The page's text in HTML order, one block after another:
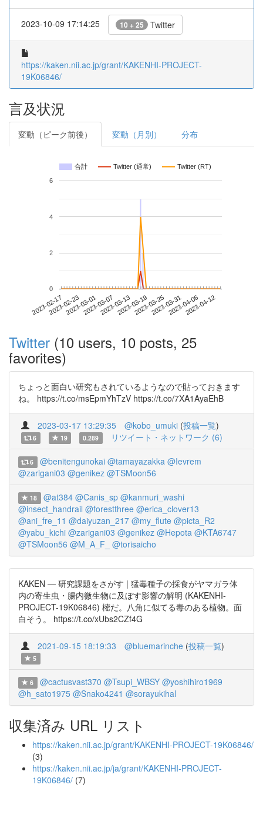
2023-10-09 17:14:25 10 + 25 Twitter
https://kaken.nii.ac.jp/grant/KAKENHI-PROJECT-
19K06846/
言及状況
変動（ピーク前後） 変動（月別） 分布
合計 Twitter (通常) Twitter (RT)
2023-02-172023-02-232023-03-012023-03-072023-03-132023-03-192023-03-252023-03-312023-04-062023-04-12
0
2
4
6
Twitter (10 users, 10 posts, 25
favorites)
ちょっと面白い研究もされているようなので貼っておきます
ね。 https://t.co/msEpmYhTzV https://t.co/7XA1AyaEhB
2023-03-17 13:29:35 @kobo_umuki (投稿一覧)
6 19 0.289 リツイート・ネットワーク (6)
6 @benitengunokai @tamayazakka @Ievrem
@zarigani03 @genikez @TSMoon56
18 @at384 @Canis_sp @kanmuri_washi
@insect_handrail @forestthree @erica_clover13
@ani_fre_11 @daiyuzan_217 @my_flute @picta_R2
@yabu_kichi @zarigani03 @genikez @Hepota @KTA6747
@TSMoon56 @M_A_F_ @torisaicho
KAKEN — 研究課題をさがす | 猛毒種子の採食がヤマガラ体
内の寄生虫・腸内微生物に及ぼす影響の解明 (KAKENHI-
PROJECT-19K06846) 樒だ。八角に似てる毒のある植物。面
白そう。 https://t.co/xUbs2CZf4G
2021-09-15 18:19:33 @bluemarinche (投稿一覧)
5
6 @cactusvast370 @Tsupi_WBSY @yoshihiro1969
@h_sato1975 @Snako4241 @sorayukihal
収集済み URL リスト
https://kaken.nii.ac.jp/grant/KAKENHI-PROJECT-19K06846/
(3)
https://kaken.nii.ac.jp/ja/grant/KAKENHI-PROJECT-
19K06846/ (7)